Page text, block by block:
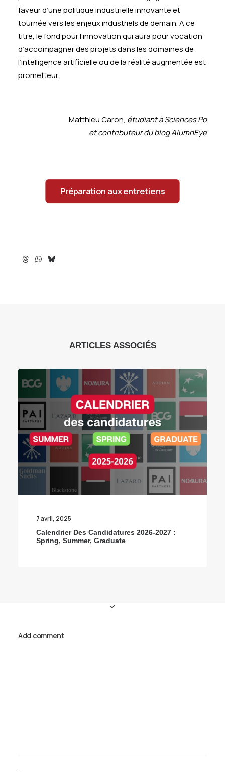
faveur d’une politique industrielle innovante et
tournée vers les enjeux industriels de demain. A ce
titre, le fond pour l’innovation qui aura pour vocation
d’accompagner des projets dans les domaines de
l’intelligence artificielle ou de la réalité augmentée est
prometteur.
Matthieu Caron, étudiant à Sciences Po
et contributeur du blog AlumnEye
Préparation aux entretiens
ARTICLES ASSOCIÉS
7 avril, 2025
Calendrier Des Candidatures 2026-2027 :
Spring, Summer, Graduate
Add comment